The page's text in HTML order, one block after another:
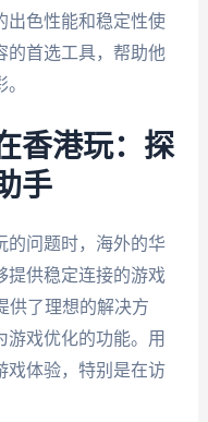
出色性能和稳定性使
的首选工具，帮助他
香港玩：探
手
的问题时，海外的华
提供稳定连接的游戏
供了理想的解决方
游戏优化的功能。用
戏体验，特别是在访